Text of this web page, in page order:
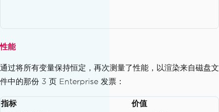
性能
通过将所有变量保持恒定，再次测量了性能，以渲染来自磁盘文
件中的那份 3 页 Enterprise 发票：
指标
价值